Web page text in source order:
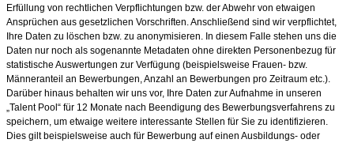
Erfüllung von rechtlichen Verpflichtungen bzw. der Abwehr von etwaigen
Ansprüchen aus gesetzlichen Vorschriften. Anschließend sind wir verpflichtet,
Ihre Daten zu löschen bzw. zu anonymisieren. In diesem Falle stehen uns die
Daten nur noch als sogenannte Metadaten ohne direkten Personenbezug für
statistische Auswertungen zur Verfügung (beispielsweise Frauen- bzw.
Männeranteil an Bewerbungen, Anzahl an Bewerbungen pro Zeitraum etc.).
Darüber hinaus behalten wir uns vor, Ihre Daten zur Aufnahme in unseren
„Talent Pool“ für 12 Monate nach Beendigung des Bewerbungsverfahrens zu
speichern, um etwaige weitere interessante Stellen für Sie zu identifizieren.
Dies gilt beispielsweise auch für Bewerbung auf einen Ausbildungs- oder